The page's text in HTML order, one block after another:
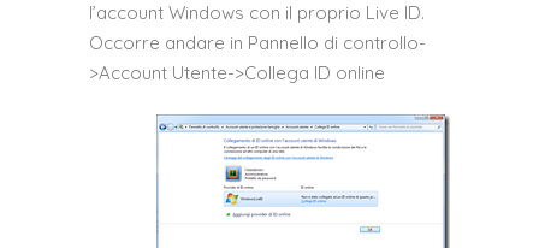
l’account Windows con il proprio Live ID.
Occorre andare in Pannello di controllo-
>Account Utente->Collega ID online